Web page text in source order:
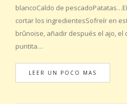
blancoCaldo de
cortar los ingredientesSofreír en
brûnoise, añadir después el ajo, el
puntita…
LEER UN POCO MAS